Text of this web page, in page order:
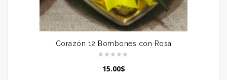
Corazón 12 Bombones con Rosa
15.00$